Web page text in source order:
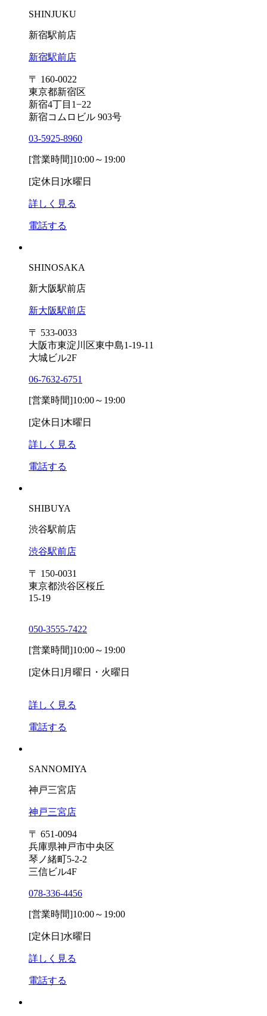
SHINJUKU
新宿駅前店
新宿駅前店
〒 160-0022
東京都新宿区
新宿4丁目1−22
新宿コムロビル 903号
03-5925-8960
[営業時間]10:00～19:00
[定休日]水曜日
詳しく見る
電話する
SHINOSAKA
新大阪駅前店
新大阪駅前店
〒 533-0033
大阪市東淀川区東中島1-19-11
大城ビル2F
06-7632-6751
[営業時間]10:00～19:00
[定休日]木曜日
詳しく見る
電話する
SHIBUYA
渋谷駅前店
渋谷駅前店
〒 150-0031
東京都渋谷区桜丘
15-19
050-3555-7422
[営業時間]10:00～19:00
[定休日]月曜日・火曜日
詳しく見る
電話する
SANNOMIYA
神戸三宮店
神戸三宮店
〒 651-0094
兵庫県神戸市中央区
琴ノ緒町5-2-2
三信ビル4F
078-336-4456
[営業時間]10:00～19:00
[定休日]水曜日
詳しく見る
電話する